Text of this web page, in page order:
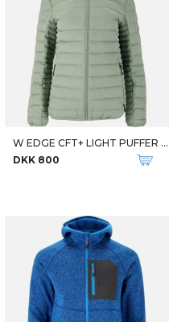
W EDGE CFT+ LIGHT PUFFER JKT
DKK 800